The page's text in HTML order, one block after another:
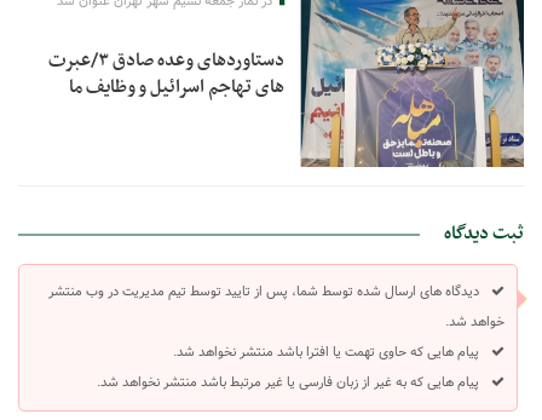
دستاوردهای وعده صادق ۳/عبرت
های تهاجم اسرائیل و وظایف ما
ثبت دیدگاه
دیدگاه های ارسال شده توسط شما، پس از تایید توسط تیم مدیریت در وب منتشر
خواهد شد.
پیام هایی که حاوی تهمت یا افترا باشد منتشر نخواهد شد.
پیام هایی که به غیر از زبان فارسی یا غیر مرتبط باشد منتشر نخواهد شد.